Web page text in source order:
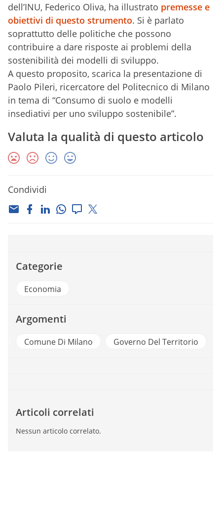
dell’INU, Federico Oliva, ha illustrato premesse e
obiettivi di questo strumento. Si è parlato
soprattutto delle politiche che possono
contribuire a dare risposte ai problemi della
sostenibilità dei modelli di sviluppo.
A questo proposito, scarica la presentazione di
Paolo Pileri, ricercatore del Politecnico di Milano
in tema di “Consumo di suolo e modelli
insediativi per uno sviluppo sostenibile”.
Valuta la qualità di questo articolo
Condividi
Categorie
Economia
Argomenti
Comune Di Milano Governo Del Territorio
Articoli correlati
Nessun articolo correlato.